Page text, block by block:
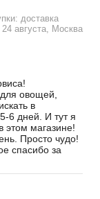
доставка
24 августа, Москва
овощей,
в
6 дней. И тут я
этом магазине!
Просто чудо!
спасибо за